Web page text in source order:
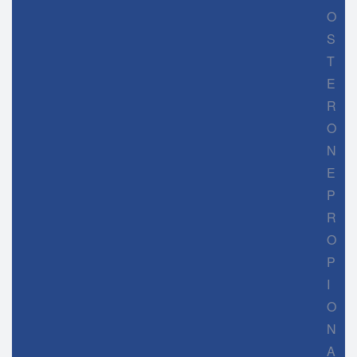
O
S
T
E
R
O
N
E
P
R
O
P
I
O
N
A